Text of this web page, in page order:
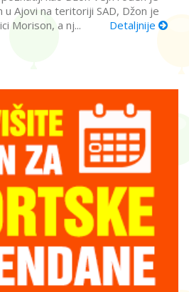
u Ajovi na teritoriji SAD, Džon je
Morison, a nj...
Detaljnije